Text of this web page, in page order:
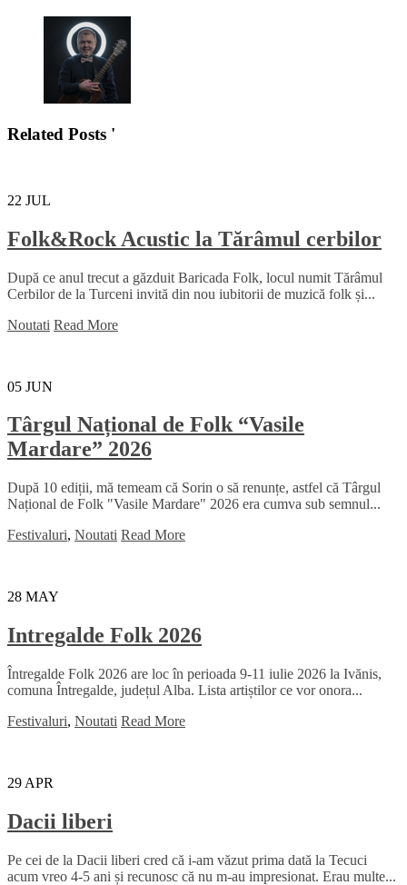
Related Posts '
22 JUL
Folk&Rock Acustic la Tărâmul cerbilor
După ce anul trecut a găzduit Baricada Folk, locul numit Tărâmul
Cerbilor de la Turceni invită din nou iubitorii de muzică folk și...
Noutati Read More
05 JUN
Târgul Național de Folk “Vasile
Mardare” 2026
După 10 ediții, mă temeam că Sorin o să renunțe, astfel că Târgul
Național de Folk "Vasile Mardare" 2026 era cumva sub semnul...
Festivaluri, Noutati Read More
28 MAY
Intregalde Folk 2026
Întregalde Folk 2026 are loc în perioada 9-11 iulie 2026 la Ivănis,
comuna Întregalde, județul Alba. Lista artiștilor ce vor onora...
Festivaluri, Noutati Read More
29 APR
Dacii liberi
Pe cei de la Dacii liberi cred că i-am văzut prima dată la Tecuci
acum vreo 4-5 ani și recunosc că nu m-au impresionat. Erau multe...